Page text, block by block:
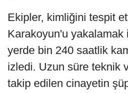
Ekipler, kimliğini tespit
Karakoyun'u yakalamak
yerde bin 240 saatlik
izledi. Uzun süre teknik
takip edilen cinayetin